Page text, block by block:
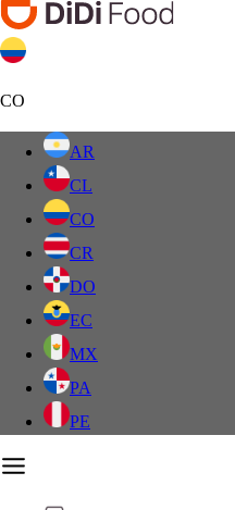
CO
AR
CL
CO
CR
DO
EC
MX
PA
PE